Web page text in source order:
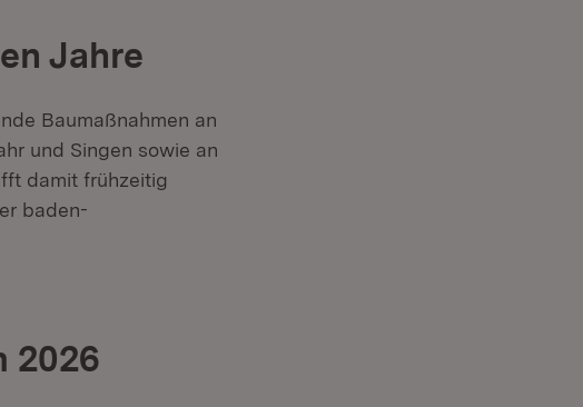
Jahre
Baumaßnahmen an
und Singen sowie an
damit frühzeitig
baden-
2026